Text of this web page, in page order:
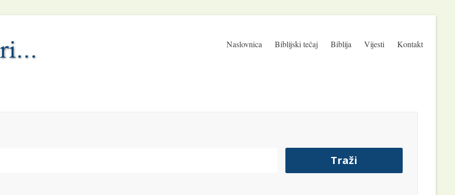
Naslovnica Biblijski tečaj Biblija Vijesti Kontakt